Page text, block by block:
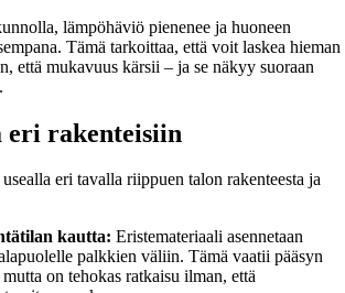
lämpöhäviö pienenee ja huoneen
Tämä tarkoittaa, että voit laskea hieman
että mukavuus kärsii – ja se näkyy suoraan
eri rakenteisiin
eri tavalla riippuen talon rakenteesta ja
kautta: Eristemateriaali asennetaan
palkkien väliin. Tämä vaatii pääsyn
on tehokas ratkaisu ilman, että